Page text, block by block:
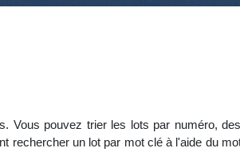
Vous pouvez trier les lots par numéro,
rechercher un lot par mot clé à l'aide du